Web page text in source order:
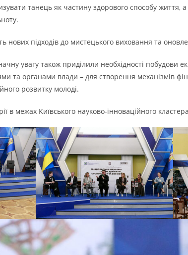
танець як частину здорового способу життя,
нових підходів до мистецького виховання та
увагу також приділили необхідності побудови
та органами влади – для створення механізмів
розвитку молоді.
в межах Київського науково-інноваційного